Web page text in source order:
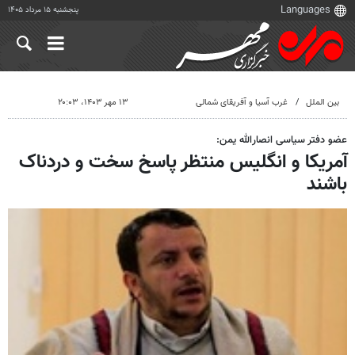
پنجشنبه ۱۵ مرداد ۱۴۰۵
بین الملل غرب آسیا و آفریقای شمالی ۱۳ مهر ۱۴۰۳، ۲۰:۰۳
عضو دفتر سیاسی انصارالله یمن:
آمریکا و انگلیس منتظر پاسخ سخت و دردناک
باشند